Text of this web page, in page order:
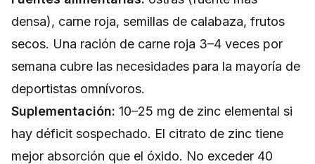
densa), carne roja, semillas de calabaza, frutos
secos. Una ración de carne roja 3–4 veces por
semana cubre las necesidades para la mayoría de
deportistas omnívoros.
Suplementación: 10–25 mg de zinc elemental si
hay déficit sospechado. El citrato de zinc tiene
mejor absorción que el óxido. No exceder 40